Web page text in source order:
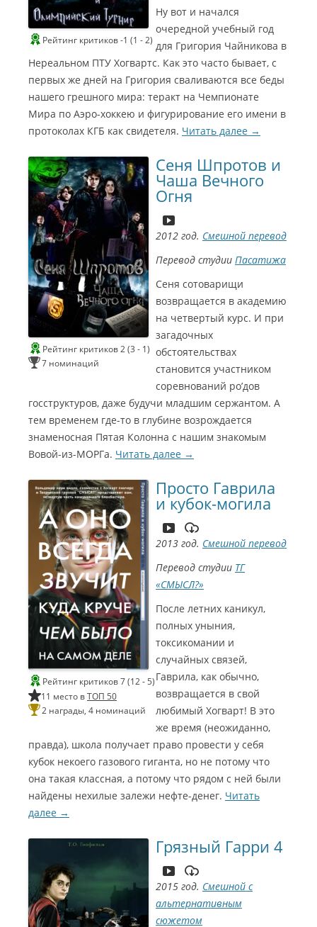
Г
о
м
э
р
2
0
6
Л
у
ч
ш
и
й
м
о
н
т
ж
з
к
а
i
m
С
и
н
е
Г
о
м
э
р
2
0
0
6
Л
у
ш
у
з
1
Л
ч
ш
и
й
р
ж
и
с
р
Г
н
о
м
П
а
р
а
С
и
н
е
Г
о
м
э
р
2
0
1
Л
у
ч
ш
а
к
т
ё
о
и
(
Рейтинг критиков -1 (1 - 2)
Ну вот и начался
очередной учебный год
для Григория Чайникова в
Нереальном ПТУ Хогвартс. Как это часто бывает, с
первых же дней на Григория сваливаются все беды
нашего грешного мира: теракт на Чемпионате
Мира по Аэро-хоккею и фигурирование его имени в
протоколах КГБ как свидетеля. Читать далее →
Рейтинг критиков 2 (3 - 1)
7 номинаций
С
н
е
Г
о
э
р
2
0
1
2
Л
ш
и
й
с
е
й
(
М
Сеня Шпротов и
Чаша Вечного
Огня
2012 год. Смешной перевод
Перевод студии Пасатижа
Сеня сотоварищи
возвращается в академию
на четвертый курс. И при
загадочных
обстоятельствах
становится участником
соревнований ро’дов
госструктуров, даже будучи младшим сержантом. А
тем временем где-то в глубине возрождается
знаменосная Пятая Колонна с нашим знакомым
Вовой-из-МОРГа. Читать далее →
Рейтинг критиков 7 (12 - 5)
11 место вТОП 50
2 награды, 4 номинаций
С
н
о
м
С
н
о
м
Просто Гаврила
и кубок-могила
2013 год. Смешной перевод
Перевод студии ТГ
«СМЫСЛ?»
После летних каникул,
полных уныния,
токсикомании и
случайных связей,
Гаврила, как обычно,
возвращается в свой
любимый Хогварт! В это
же время (неожиданно,
правда), школа получает право провести у себя
кубок некоего газового гиганта, но не потому что
она такая классная, а потому что рядом с ней были
найдены нехилые залежи нефте-денег. Читать
далее →
Грязный Гарри 4
2015 год. Смешной с
альтернативным
сюжетом